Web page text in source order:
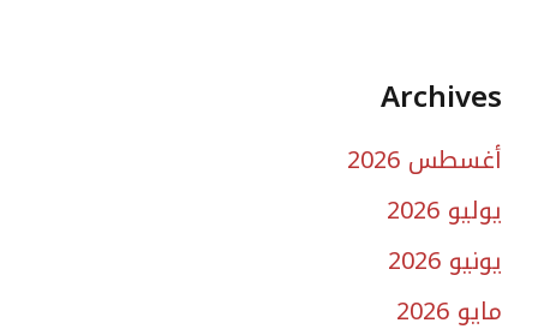
Archives
أغسطس 2026
يوليو 2026
يونيو 2026
مايو 2026